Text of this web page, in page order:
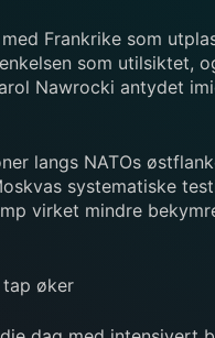
Frankrike som
som
Nawrocki antydet
langs NATOs
systematiske
virket mindre
øker